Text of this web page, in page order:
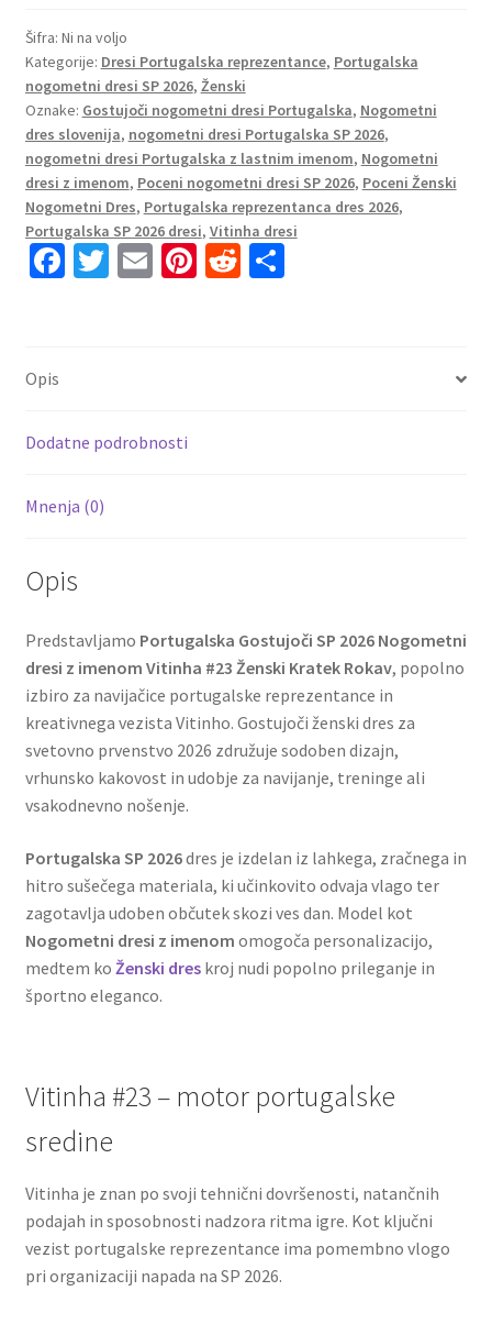
Nogometni
dresi
z
imenom
Vitinha
23
Ženski
količina
Šifra: Ni na voljo
Kategorije: Dresi Portugalska reprezentance, Portugalska
nogometni dresi SP 2026, Ženski
Oznake: Gostujoči nogometni dresi Portugalska, Nogometni
dres slovenija, nogometni dresi Portugalska SP 2026,
nogometni dresi Portugalska z lastnim imenom, Nogometni
dresi z imenom, Poceni nogometni dresi SP 2026, Poceni Ženski
Nogometni Dres, Portugalska reprezentanca dres 2026,
Portugalska SP 2026 dresi, Vitinha dresi
Fa
k
T E Pi R S
Opis
Dodatne podrobnosti
Mnenja (0)
Opis
Predstavljamo Portugalska Gostujoči SP 2026 Nogometni
dresi z imenom Vitinha #23 Ženski Kratek Rokav, popolno
izbiro za navijačice portugalske reprezentance in
kreativnega vezista Vitinho. Gostujoči ženski dres za
svetovno prvenstvo 2026 združuje sodoben dizajn,
vrhunsko kakovost in udobje za navijanje, treninge ali
vsakodnevno nošenje.
Portugalska SP 2026dres je izdelan iz lahkega, zračnega in
hitro sušečega materiala, ki učinkovito odvaja vlago ter
zagotavlja udoben občutek skozi ves dan. Model kot
Nogometni dresi z imenom omogoča personalizacijo,
medtem ko Ženski dreskroj nudi popolno prileganje in
športno eleganco.
Vitinha #23 – motor portugalske
sredine
Vitinha je znan po svoji tehnični dovršenosti, natančnih
podajah in sposobnosti nadzora ritma igre. Kot ključni
vezist portugalske reprezentance ima pomembno vlogo
pri organizaciji napada na SP 2026.